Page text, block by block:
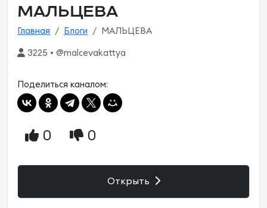
МАЛЬЦЕВА
Главная Блоги МАЛЬЦЕВА
3225 • @malcevakattya
Поделиться каналом:
0 0
Открыть